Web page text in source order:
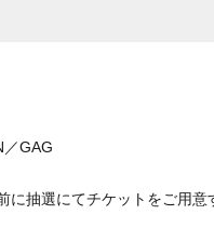
GAG
に抽選にてチケットをご用